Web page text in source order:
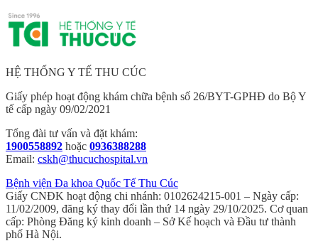
HỆ THỐNG Y TẾ THU CÚC
Giấy phép hoạt động khám chữa bệnh số 26/BYT-GPHĐ do Bộ Y
tế cấp ngày 09/02/2021
Tổng đài tư vấn và đặt khám:
1900558892 hoặc 0936388288
Email: cskh@thucuchospital.vn
Bệnh viện Đa khoa Quốc Tế Thu Cúc
Giấy CNĐK hoạt động chi nhánh: 0102624215-001 – Ngày cấp:
11/02/2009, đăng ký thay đổi lần thứ 14 ngày 29/10/2025. Cơ quan
cấp: Phòng Đăng ký kinh doanh – Sở Kế hoạch và Đầu tư thành
phố Hà Nội.